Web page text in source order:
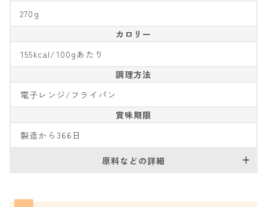
270g
カロリー
155kcal/100gあたり
調理方法
電子レンジ/フライパン
賞味期限
製造から366日
原料などの詳細